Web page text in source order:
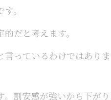
。
だと考えます。
っているわけではありま
割安感が強いから下が